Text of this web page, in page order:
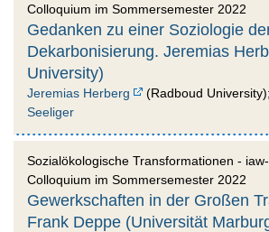
Colloquium im Sommersemester 2022
Gedanken zu einer Soziologie
Dekarbonisierung. Jeremias
University)
Jeremias Herberg (Radboud University);
Seeliger
Sozialökologische Transformationen - iaw-
Colloquium im Sommersemester 2022
Gewerkschaften in der Großen
Frank Deppe (Universität